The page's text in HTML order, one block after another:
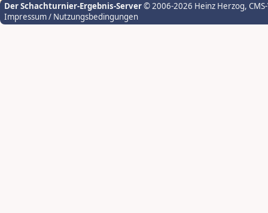
Der Schachturnier-Ergebnis-Server© 2006-2026 Heinz Herzog,
Impressum / Nutzungsbedingungen